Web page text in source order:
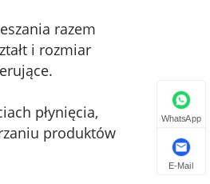
razem
i rozmiar
płynięcia,
produktów
WhatsApp
E-Mail